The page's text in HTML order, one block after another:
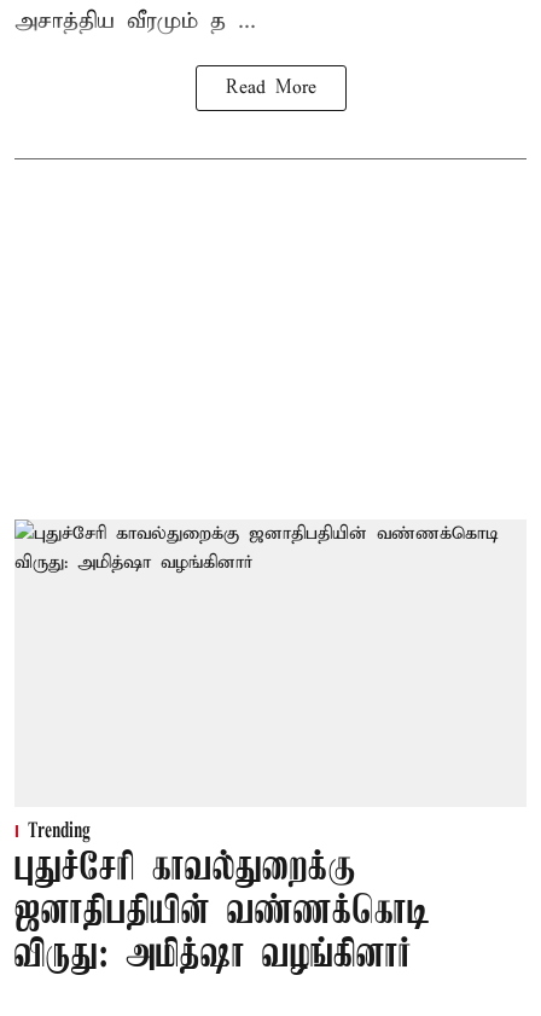
அசாத்திய வீரமும் த ...
Read More
Trending
புதுச்சேரி காவல்துறைக்கு
ஜனாதிபதியின் வண்ணக்கொடி
விருது: அமித்ஷா வழங்கினார்